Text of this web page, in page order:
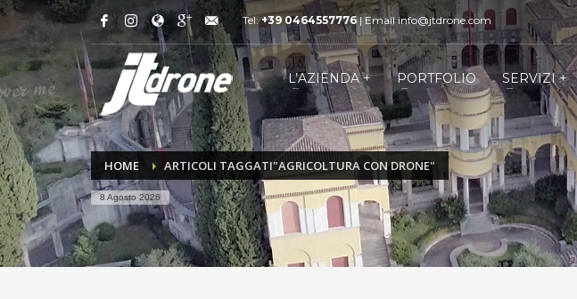
Tel:+39 0464557776| Email info@jtdrone.com
L’AZIENDA + PORTFOLIO SERVIZI +
HOME ARTICOLI TAGGATI"AGRICOLTURA CON DRONE"
8 Agosto 2026